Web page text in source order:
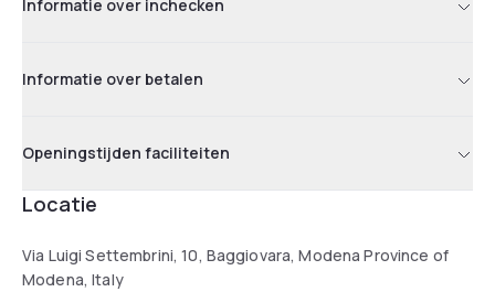
Informatie over inchecken
Informatie over betalen
Openingstijden faciliteiten
Locatie
Via Luigi Settembrini, 10, Baggiovara, Modena Province of
Modena, Italy